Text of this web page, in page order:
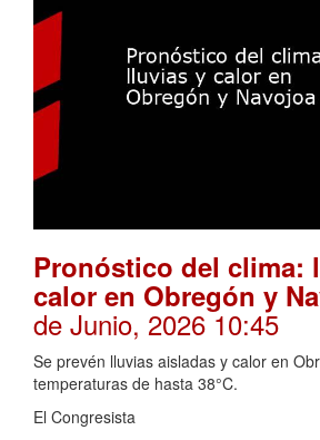
Pronóstico del clima:
calor en Obregón y
de Junio, 2026 10:45
Se prevén lluvias aisladas y calor en
temperaturas de hasta 38°C.
El Congresista